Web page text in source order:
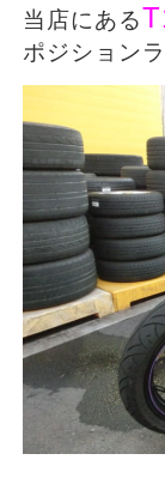
当店にある
ポジション